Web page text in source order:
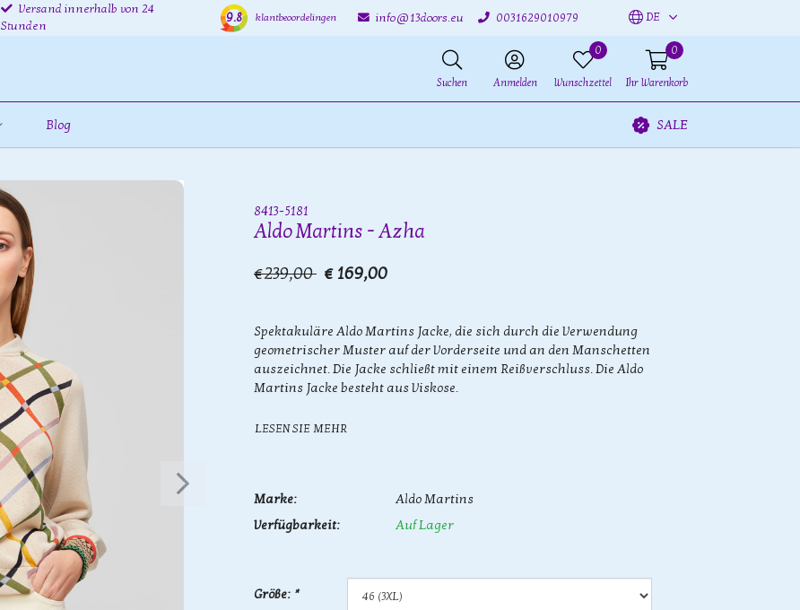
Versand innerhalb von 24
Stunden
9.8 klantbeoordelingen info@13doors.eu 0031629010979 DE
Suchen Anmelden
0
Wunschzettel
0
Ihr Warenkorb
Blog SALE
8413-5181
Aldo Martins - Azha
€239,00 € 169,00
Spektakuläre Aldo Martins Jacke, die sich durch die Verwendung
geometrischer Muster auf der Vorderseite und an den Manschetten
auszeichnet. Die Jacke schließt mit einem Reißverschluss. Die Aldo
Martins Jacke besteht aus Viskose.
LESEN SIE MEHR
Marke:
Aldo Martins
Verfügbarkeit:
Auf Lager
Größe: *